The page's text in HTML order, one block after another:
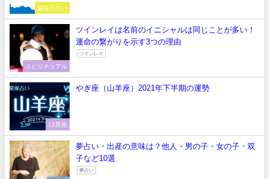
誕生日占い
スピリチュアル
ツインレイは名前のイニシャルは同じことが多い！
運命の繋がりを示す3つの理由
ツインレイ
12星座
やぎ座（山羊座）2021年下半期の運勢
夢占い・出産の意味は？他人・男の子・女の子・双
子など10選
夢占い